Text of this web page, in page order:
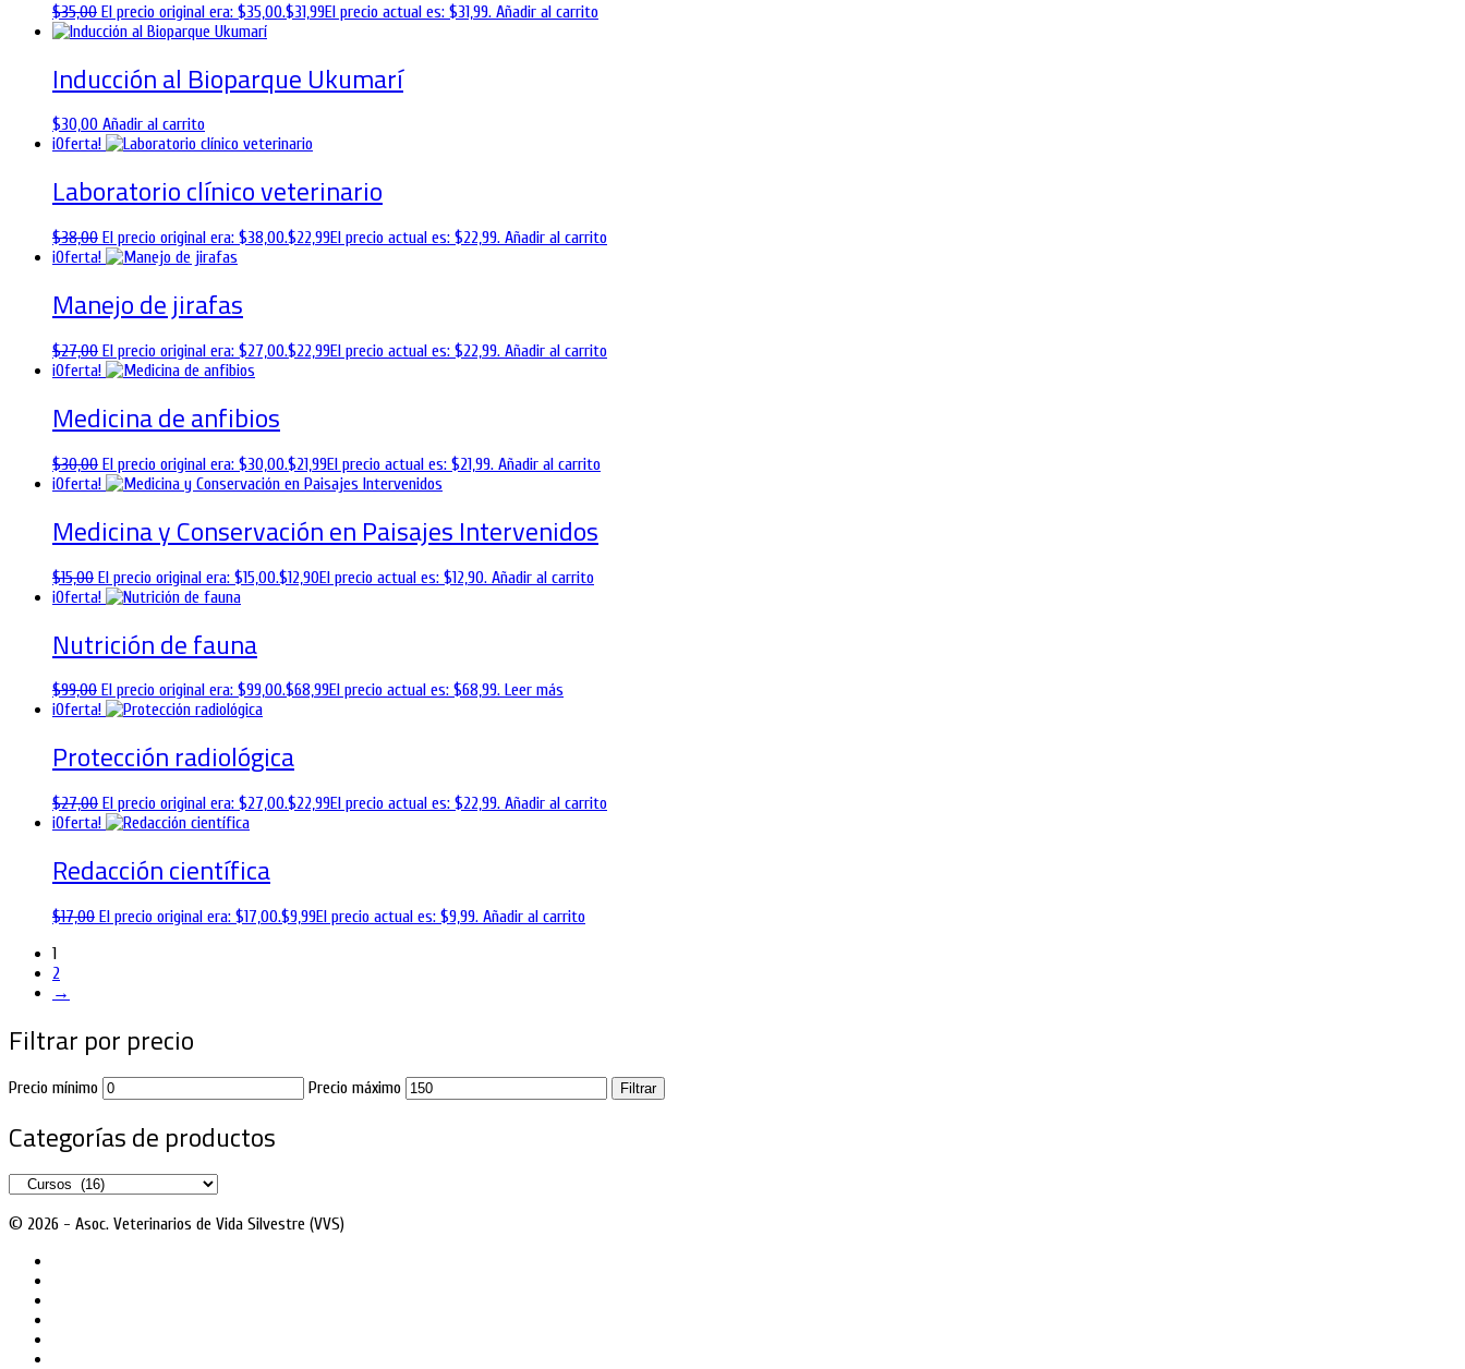
$35,00 El precio original era: $35,00.$31,99El precio actual es: $31,99. Añadir al carrito
Inducción al Bioparque Ukumarí
$30,00 Añadir al carrito
¡Oferta!
Laboratorio clínico veterinario
$38,00 El precio original era: $38,00.$22,99El precio actual es: $22,99. Añadir al carrito
¡Oferta!
Manejo de jirafas
$27,00 El precio original era: $27,00.$22,99El precio actual es: $22,99. Añadir al carrito
¡Oferta!
Medicina de anfibios
$30,00 El precio original era: $30,00.$21,99El precio actual es: $21,99. Añadir al carrito
¡Oferta!
Medicina y Conservación en Paisajes Intervenidos
$15,00 El precio original era: $15,00.$12,90El precio actual es: $12,90. Añadir al carrito
¡Oferta!
Nutrición de fauna
$99,00 El precio original era: $99,00.$68,99El precio actual es: $68,99. Leer más
¡Oferta!
Protección radiológica
$27,00 El precio original era: $27,00.$22,99El precio actual es: $22,99. Añadir al carrito
¡Oferta!
Redacción científica
$17,00 El precio original era: $17,00.$9,99El precio actual es: $9,99. Añadir al carrito
1
2
→
Filtrar por precio
Precio mínimo Precio máximo Filtrar
Categorías de productos
© 2026 - Asoc. Veterinarios de Vida Silvestre (VVS)